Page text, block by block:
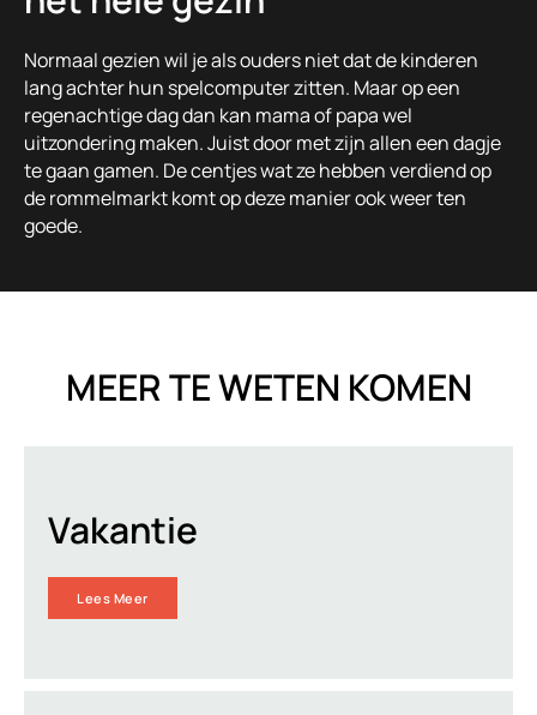
Normaal gezien wil je als ouders niet dat de kinderen
lang achter hun spelcomputer zitten. Maar op een
regenachtige dag dan kan mama of papa wel
uitzondering maken. Juist door met zijn allen een dagje
te gaan gamen. De centjes wat ze hebben verdiend op
de rommelmarkt komt op deze manier ook weer ten
goede.
MEER TE WETEN KOMEN
Vakantie
Lees Meer